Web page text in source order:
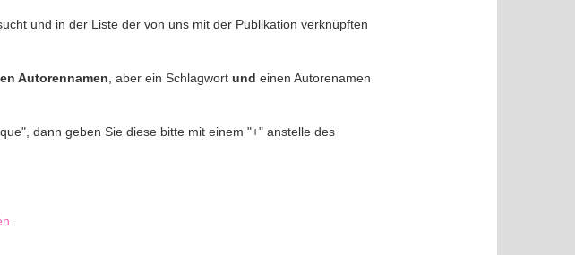
und in der Liste der von uns mit der Publikation verknüpften
Autorennamen , aber ein Schlagwort und einen Autorenamen
dann geben Sie diese bitte mit einem "+" anstelle des